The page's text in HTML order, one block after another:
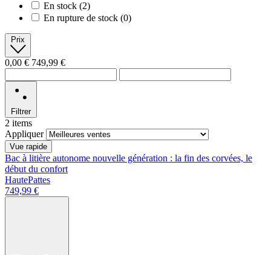
En stock (2)
En rupture de stock (0)
Prix
0,00 € 749,99 €
Filtrer
2 items
Appliquer
Vue rapide
Bac à litière autonome nouvelle génération : la fin des corvées, le
début du confort
HautePattes
749,99 €